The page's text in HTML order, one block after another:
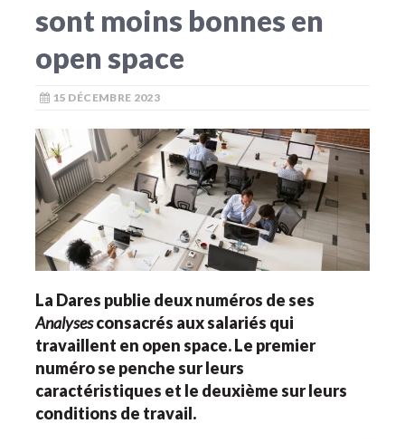
sont moins bonnes en
open space
15 DÉCEMBRE 2023
La Dares publie deux numéros de ses
Analysesconsacrés aux salariés qui
travaillent en open space. Le premier
numéro se penche sur leurs
caractéristiques et le deuxième sur leurs
conditions de travail.